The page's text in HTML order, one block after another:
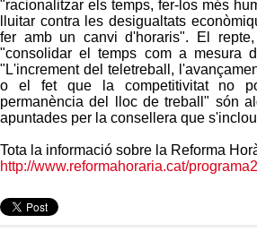
"racionalitzar els temps, fer-los més
lluitar contra les desigualtats
fer amb un canvi d'horaris". El
"consolidar el temps com a mesura
"L'increment del teletreball,
o el fet que la competitivitat no
permanència del lloc de treball" són
apuntades per la consellera que
Tota la informació sobre la Reforma
http://www.reformahoraria.cat/